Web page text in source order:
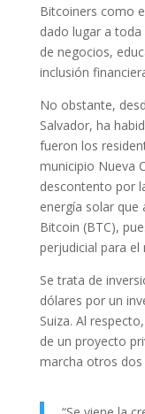
Bitcoiners como
dado lugar a toda
de negocios,
inclusión
No obstante,
Salvador, ha
fueron los
municipio Nueva
descontento por
energía solar que
Bitcoin (BTC),
perjudicial para
Se trata de
dólares por un
Suiza. Al
de un proyecto
marcha otros